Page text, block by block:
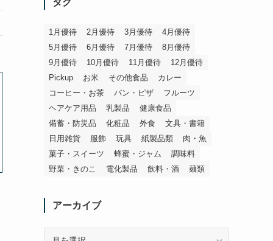
タグ
1月優待 2月優待 3月優待
4月優待
5月優待
6月優待 7月優待
8月優待
9月優待
10月優待 11月優待
12月優待
Pickup
お米 その他食品
カレー
コーヒー・お茶
パン・ピザ
フルーツ
ヘアケア用品
乳製品
健康食品
備蓄・防災品
化粧品 外食
文具・書籍
日用雑貨
服飾 玩具 紙製品類
肉・魚
菓子・スイーツ
蜂蜜・ジャム
調味料
野菜・きのこ
電化製品 飲料・酒 麺類
アーカイブ